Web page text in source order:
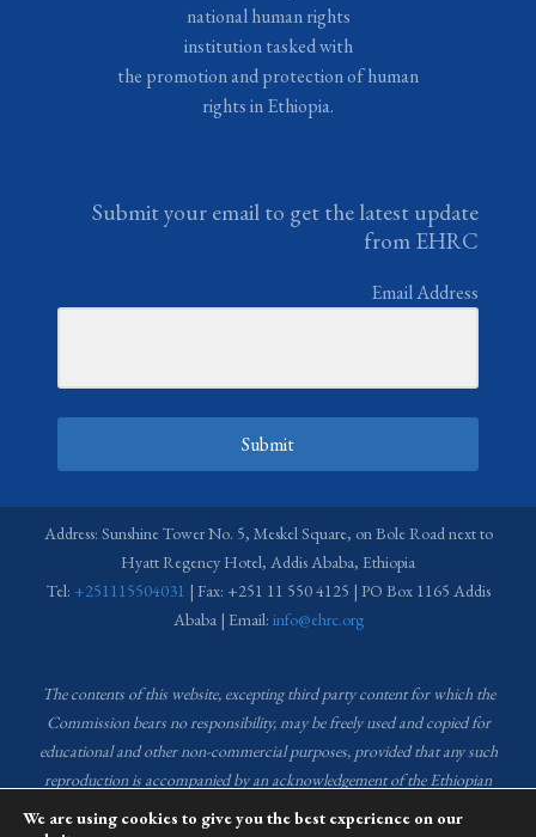
national human rights
institution tasked with
the promotion and protection of human
rights in Ethiopia.
Submit your email to get the latest update
from EHRC
Email Address
Submit
Address: Sunshine Tower No. 5, Meskel Square, on Bole Road next to
Hyatt Regency Hotel, Addis Ababa, Ethiopia
Tel: +251115504031 | Fax: +251 11 550 4125 | PO Box 1165 Addis
Ababa | Email: info@ehrc.org
The contents of this website, excepting third party content for which the
Commission bears no responsibility,may be freely used and copied for
educational and other non-commercial purposes, provided that any such
reproduction is accompanied by an acknowledgement of the Ethiopian
Human Rights Commission (EHRC). Source of images used in the content
We are using cookies to give you the best experience on our